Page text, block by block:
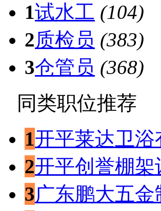
1试水工 (104)
2质检员 (383)
3仓管员 (368)
同类职位推荐
1开平莱达卫浴
2开平创誉棚
3广东鹏大五